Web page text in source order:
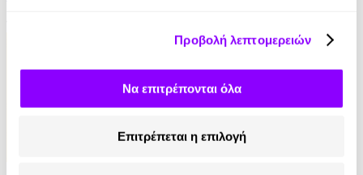
Προβολή λεπτομερειών
Να επιτρέπονται όλα
Επιτρέπεται η επιλογή